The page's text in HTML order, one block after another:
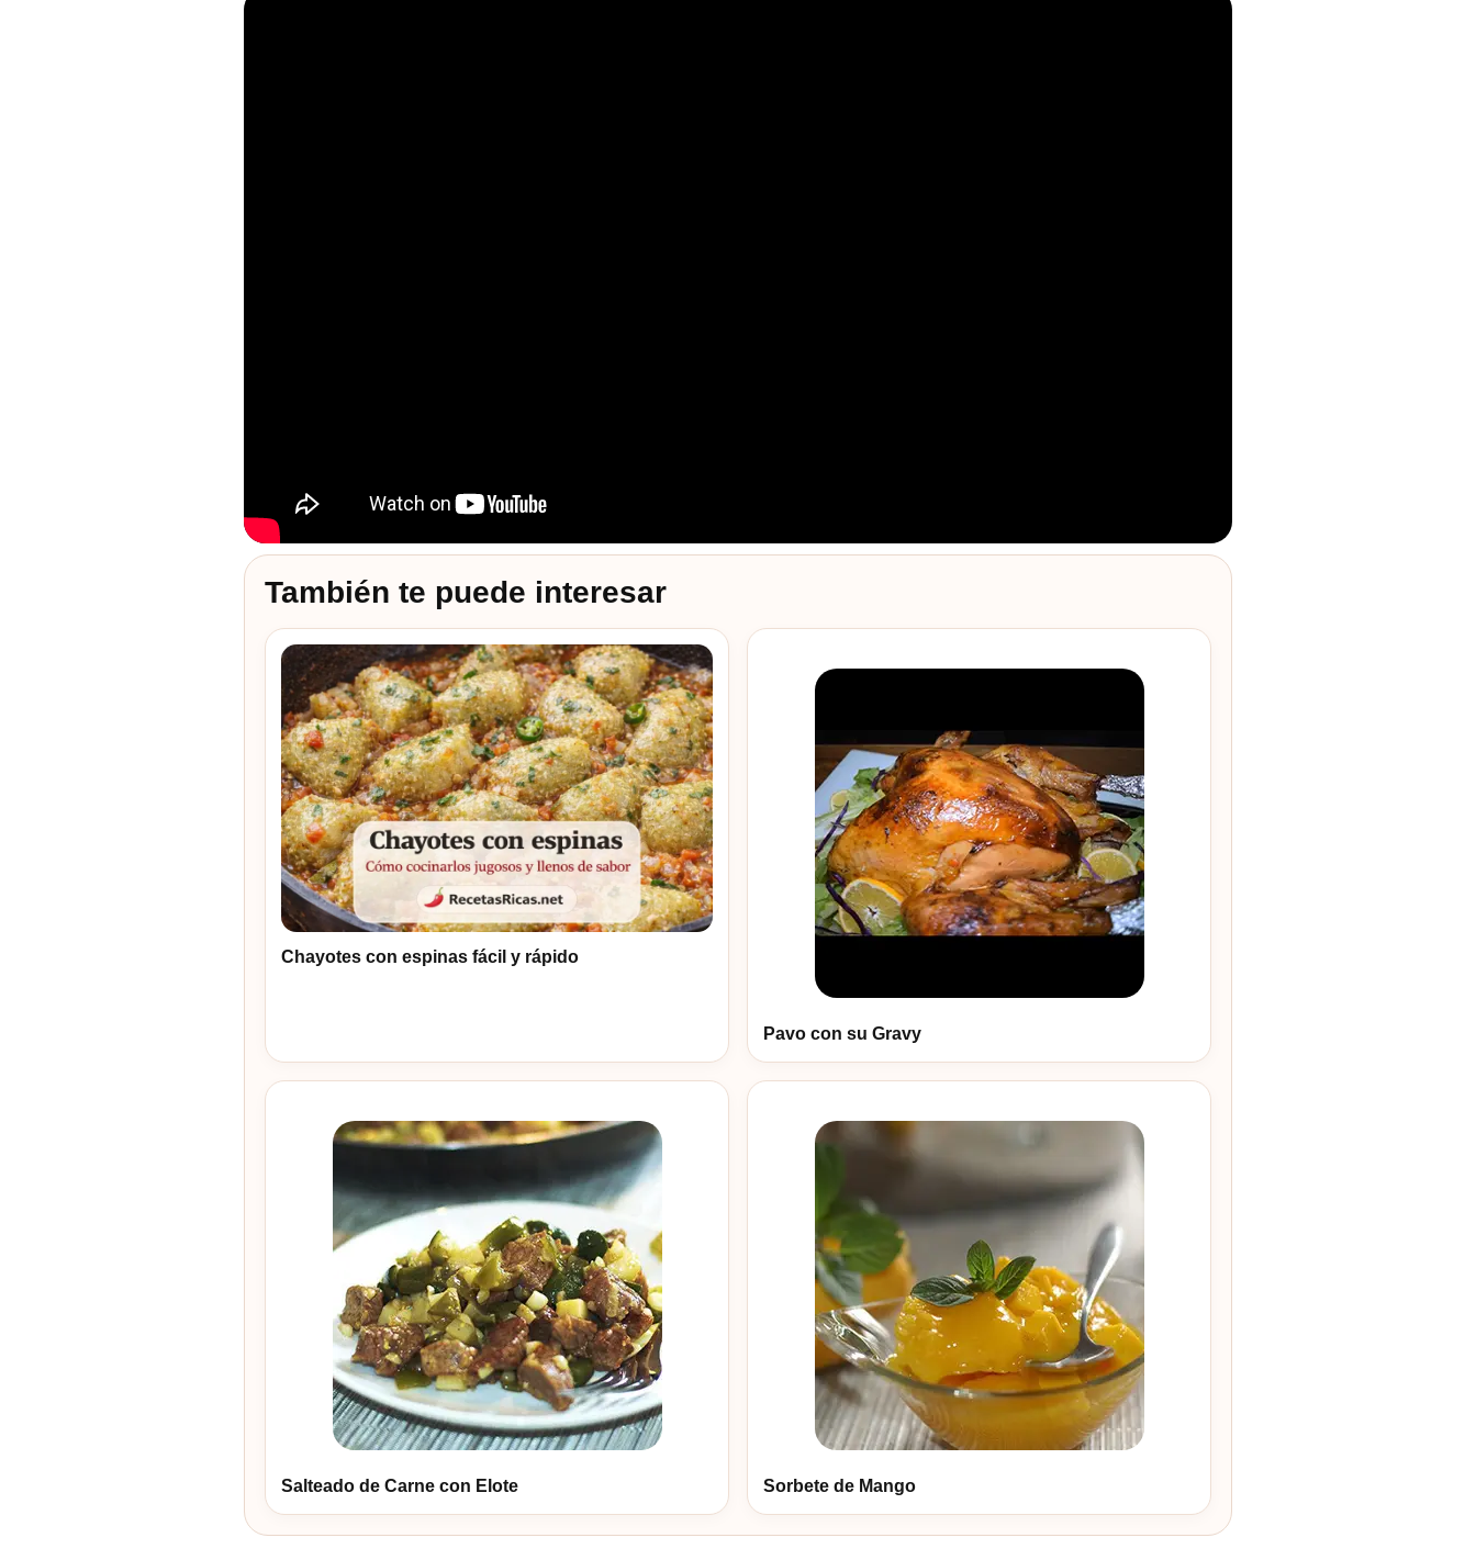
También te puede interesar
Chayotes con espinas fácil y rápido
Pavo con su Gravy
Salteado de Carne con Elote Sorbete de Mango